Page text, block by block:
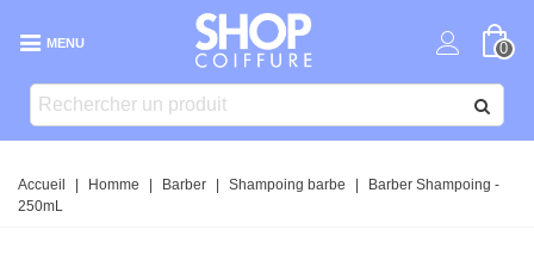
MENU 0
Accueil Homme Barber Shampoing barbe
Barber Shampoing -
250mL